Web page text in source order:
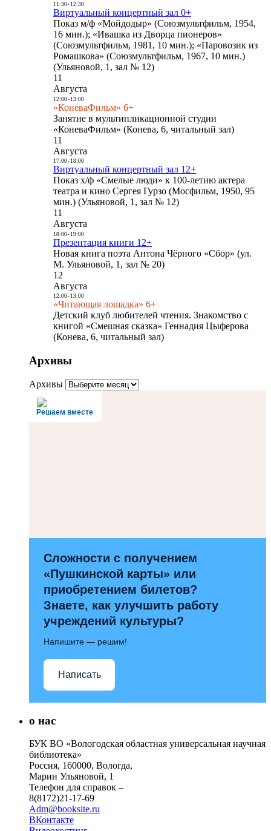
11:30- 12:30
Виртуальный концертный зал 0+
Показ м/ф «Мойдодыр» (Союзмультфильм, 1954,
16 мин.); «Ивашка из Дворца пионеров»
(Союзмультфильм, 1981, 10 мин.); «Паровозик из
Ромашкова» (Союзмультфильм, 1967, 10 мин.)
(Ульяновой, 1, зал № 12)
11
Августа
12:00- 13:00
«КоневаФильм» 6+
Занятие в мультипликационной студии
«КоневаФильм» (Конева, 6, читальный зал)
11
Августа
17:00- 18:00
Виртуальный концертный зал 12+
Показ х/ф «Смелые люди» к 100-летию актера
театра и кино Сергея Гурзо (Мосфильм, 1950, 95
мин.) (Ульяновой, 1, зал № 12)
11
Августа
18:00- 19:00
Презентация книги 12+
Новая книга поэта Антона Чёрного «Сбор» (ул.
М. Ульяновой, 1, зал № 20)
12
Августа
12:00- 13:00
«Читающая лошадка» 6+
Детский клуб любителей чтения. Знакомство с
книгой «Смешная сказка» Геннадия Цыферова
(Конева, 6, читальный зал)
Архивы
Архивы
Решаем вместе
Сложности с получением
«Пушкинской карты» или
приобретением билетов?
Знаете, как улучшить работу
учреждений культуры?
Напишите — решим!
Написать
о нас
БУК ВО «Вологодская областная универсальная научная
библиотека»
Россия, 160000, Вологда,
Марии Ульяновой, 1
Телефон для справок –
8(8172)21-17-69
Adm@booksite.ru
ВКонтакте